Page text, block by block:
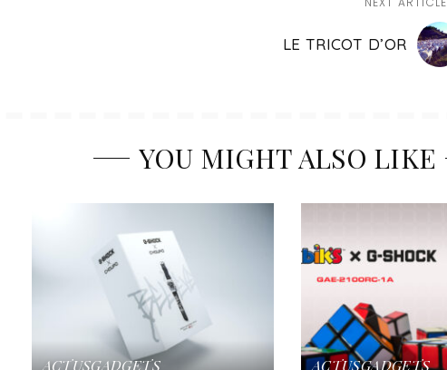
LE TRICOT D’OR
YOU MIGHT ALSO LIKE
ACTUSGADGETS ACTUSGADGETS